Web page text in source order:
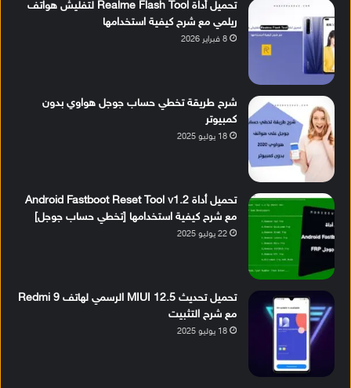
تحميل أداة Realme Flash Tool لتفليش هواتف
ريلمي مع شرح كيفية استخدامها
8 فبراير 2026
شرح طريقة تخطي حساب جوجل هواوي بدون
كمبيوتر
18 يوليو 2025
تحميل أداة Android Fastboot Reset Tool v1.2
مع شرح كيفية استخدامها [تخطي حساب جوجل]
22 يوليو 2025
تحميل تحديث MIUI 12.5 الرسمي لهاتف Redmi 9
مع شرح التثبيت
18 يوليو 2025